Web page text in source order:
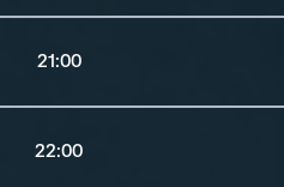
21:00
22:00